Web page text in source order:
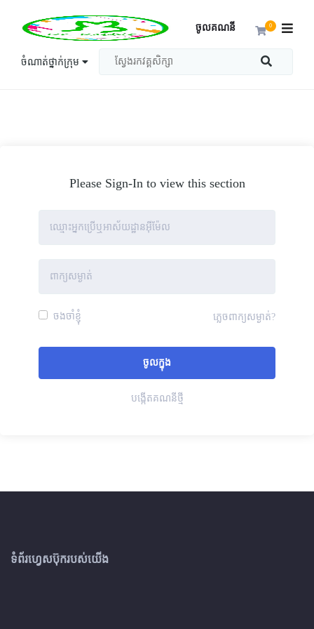
ចំណាត់ថ្នាក់ក្រុម
0
ចូលគណនី
Please Sign-In to view this section
ចងចាំខ្ញុំ ភ្លេចពាក្យសម្ងាត់?
បង្កើតគណនីថ្មី
ទំព័រហ្វេសប៊ុករបស់យើង